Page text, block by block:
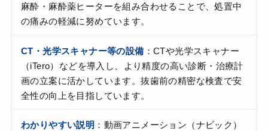
麻酔・麻酔薬ヒーターを組み合わせることで、処置中
の痛みの軽減に努めています。
CT・光学スキャナー等の設備：CTや光学スキャナー
（iTero）などを導入し、より精度の高い診断・治療計
画の立案に活かしています。抜歯前の精密な検査で安
全性の向上を目指しています。
わかりやすい説明 ：動画アニメーション（ナビック）